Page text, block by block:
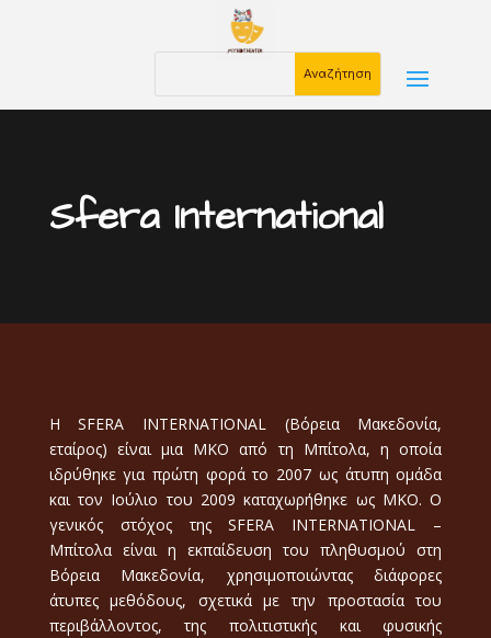
Sfera International
Η SFERA INTERNATIONAL (Βόρεια Μακεδονία,
εταίρος) είναι μια ΜΚΟ από τη Μπίτολα, η οποία
ιδρύθηκε για πρώτη φορά το 2007 ως άτυπη ομάδα
και τον Ιούλιο του 2009 καταχωρήθηκε ως ΜΚΟ. Ο
γενικός στόχος της SFERA INTERNATIONAL –
Μπίτολα είναι η εκπαίδευση του πληθυσμού στη
Βόρεια Μακεδονία, χρησιμοποιώντας διάφορες
άτυπες μεθόδους, σχετικά με την προστασία του
περιβάλλοντος, της πολιτιστικής και φυσικής